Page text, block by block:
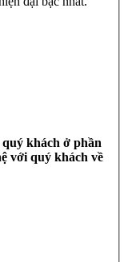
khách ở phần
với quý khách về